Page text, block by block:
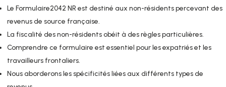
Le Formulaire2042 NR est destiné aux non-résidents percevant des
revenus de source française.
La fiscalité des non-résidents obéit à des règles particulières.
Comprendre ce formulaire est essentiel pour les expatriés et les
travailleurs frontaliers.
Nous aborderons les spécificités liées aux différents types de